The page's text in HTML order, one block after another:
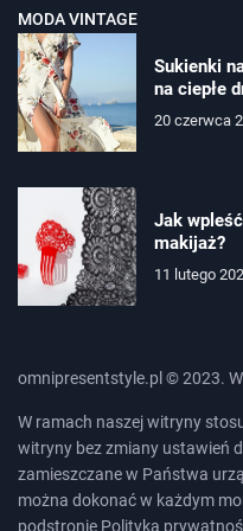
MODA VINTAGE
Sukienki
na ciepłe
20 czerwca
Jak
makijaż?
11 lutego
omnipresentstyle.pl © 2023.
W ramach naszej witryny
witryny bez zmiany ustawień
zamieszczane w Państwa
można dokonać w każdym
podstronie Polityka